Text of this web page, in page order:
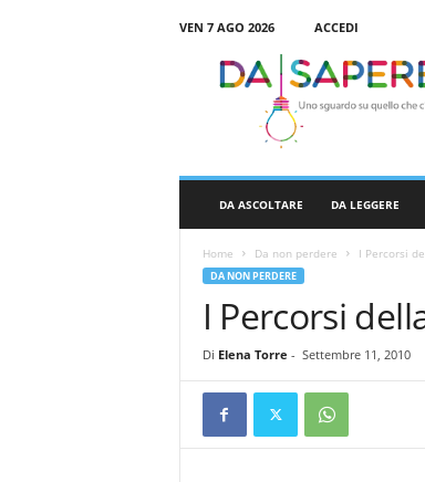
VEN 7 AGO 2026
ACCEDI
DA ASCOLTARE DA LEGGERE
Home Da non perdere I Percorsi
DA NON PERDERE
I Percorsi
Di Elena Torre - Settembre 11, 2010